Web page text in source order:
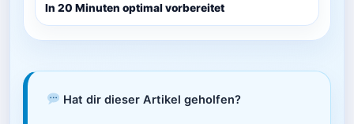
In 20 Minuten optimal vorbereitet
Hat dir dieser Artikel geholfen?